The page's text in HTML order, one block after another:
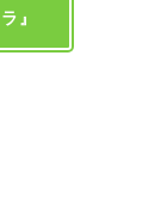
』